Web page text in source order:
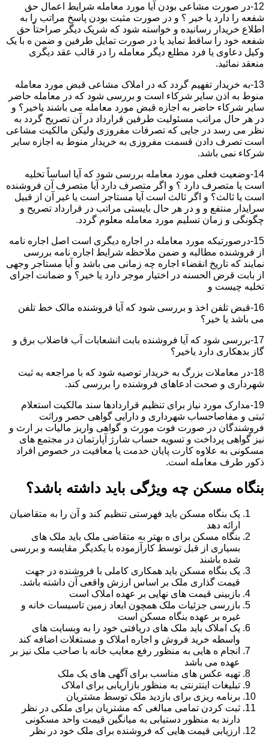
12-در صورت مشاعی بودن آیا مورد معامله شرایط اعمال حق
شفعه را دارد یا خیر ؟ و در صورت مثبت بودن پاسخ مراتب را به
اطلاع خریدار رسانیده و خواسته شود که شریک دیگر صراحتاً حق
شفعه خود را ساقط نماید یا در صورت تمایل طرفین و ضمن ه با یک
وکیل دعاوی یا فرد مطلع دیگر معامله را در قالب عقد دیگری
منعقد نمائید.
13-به خریدار تفهیم گردد که در املاک مشاعی قبض مورد معامله
منوط به اذن سایر شرکاء است و بررسی شود که در معامله حاضر
سایر شرکاء حاضر به اجازه قبض مورد معامله می باشند یاخیر؟ و
در هر حال مراتب مسئولیت طرفین قرارداد در آن تصریح گردد به
نظر می رسد در جایی که تصرفات مفروزی ولیکن مالکیت مشاعی
است تصرف دادن قسمت مفروزی به خریدار منوط به اجازه سایر
شرکاء نمی باشد.
14-وضعیت فعلی مورد معامله بررسی شود که آیا اساساً تخلیه
است یا متصرف دارد ؟ و اگر متصرف دارد آیا متصرف آن فروشنده
است یا ثالث؟ و اگر ثالث است آیا مستاجر است یا غیر آن از قبیل
سرایدار منتفع و و در هر حال بایستی مراتب در قرارداد تصریح و
چگونگی و زمان تسلیم مورد معامله معلوم گردد.
15-درصورتیکه مورد معامله در اجاره دیگری است اصل اجاره نامه
از فروشنده مطالبه و ضمن ملاحظه شرایط اجاره نامه بررسی
نمایند که تاریخ انقضاء اجاره چه زمانی می باشد و آیا مستاجر وجهی
از بابت قرض الحسنه در اختیار موجر دارد یا خیر؟ و ضمانت اجرای
تخلیه چیست و
16-قبض تلفن اخذ و بررسی شود که آیا فروشنده مالک خط تلفن
می باشد یا خیر؟
17-بررسی شود که آیا فروشنده بابت انشعابات آب فاضلاب برق و
گاز بدهکاری دارد یاخیر؟
18-در معاملات بزرگ به خریدار توصیه شود که با مراجعه به ثبت
شهرداری و صحت ادعاهای فروشنده را بررسی کند.
19-مدارک مورد نیاز برای تنظیم قراردادها سند مالکیت استعلام
ثبتی و مفاصاحساب شهرداری و دارایی گواهی حصر وراثت
فروشندگان در صورت فوت مورث و گواهی واریز مالیات بر ارث و
نیز گواهی پرداخت و تسویه حساب شارژ آپارتمان در مجتمع های
مسکونی به علاوه کارت پایان خدمت یا معافیت در خصوص افراد
ذکور طرف معامله است.
بنگاه مسکن چه ویژگی باید داشته باشد؟
یک بنگاه مسکن باید فهرستی تنظیم کند و آن را به متقاضیان
ارائه دهد
بنگاه مسکن برای ه بهتر به متقاضی ملک باید ملک های
بسیاری از قبل توسط کارآزموده با یکدیگر مقایسه و بررسی
شده باشند
یک بنگاه مسکن باید همکاری کاملی با فروشنده در جهت
قیمت گذاری ملک بر اساس ارزش واقعی آن داشته باشد.
بازبینی قیمت های نهایی بر عهده املاک است
بازرسی جزئیات ملک همچون ابعاد زمین تاسیسات خانه و
غیره بر عهده بنگاه مسکن است
یک املاک باید ملک های دریافتی خود را به وبسایت های
واسطه خرید فروش و اجاره املاک و مستغلات اضافه کند
انجام ه هایی به منظور رفع معایب خانه با صاحب ملک نیز بر
عهده می باشد
تهیه عکس های مناسب برای آگهی های یک ملک
تبلیغات اینترنتی به منظور بازاریابی برای املاک
برنامه ریزی برای بازدید ملک توسط مشتریان
ثبت کردن تمامی مبالغی که مشتریان برای ملکی در نظر
دارند به منظور دستیابی به میانگین قیمت واحد مسکونی
ارزیابی قیمت هایی که فروشنده برای ملک خود در نظر